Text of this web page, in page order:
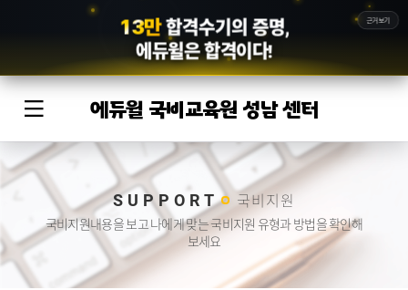
13만 합격수기의 증명,
에듀윌은 합격이다!
근거보기
에듀윌 국비교육원 성남 센터
SUPPORT 국비지원
국비지원내용을 보고 나에게 맞는 국비지원 유형과 방법을 확인해
보세요